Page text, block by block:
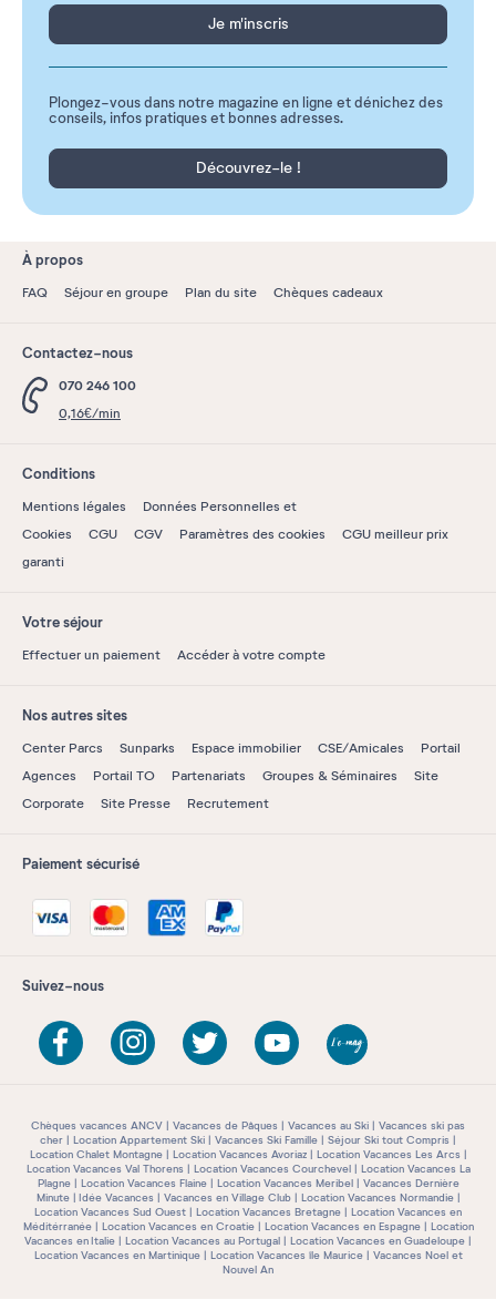
Je m'inscris
Plongez-vous dans notre magazine en ligne et dénichez des
conseils, infos pratiques et bonnes adresses.
Découvrez-le !
À propos
FAQ Séjour en groupe Plan du site Chèques cadeaux
Contactez-nous
070 246 100
0,16€/min
Conditions
Mentions légales
Données Personnelles et
Cookies
CGU CGV Paramètres des cookies
CGU meilleur prix
garanti
Votre séjour
Effectuer un paiement Accéder à votre compte
Nos autres sites
Center Parcs Sunparks Espace immobilier CSE/Amicales
Portail
Agences
Portail TO Partenariats Groupes & Séminaires
Site
Corporate
Site Presse Recrutement
Paiement sécurisé
Suivez-nous
Chèques vacances ANCV Vacances de Pâques Vacances au Ski
Vacances ski pas
cher
Location Appartement Ski Vacances Ski Famille
Séjour Ski tout Compris
Location Chalet Montagne
Location Vacances Avoriaz
Location Vacances Les Arcs
Location Vacances Val Thorens
Location Vacances Courchevel
Location Vacances La
Plagne
Location Vacances Flaine Location Vacances Meribel
Vacances Dernière
Minute
Idée Vacances Vacances en Village Club
Location Vacances Normandie
Location Vacances Sud Ouest
Location Vacances Bretagne
Location Vacances en
Méditérranée
Location Vacances en Croatie Location Vacances en Espagne
Location
Vacances en Italie
Location Vacances au Portugal
Location Vacances en Guadeloupe
Location Vacances en Martinique
Location Vacances île Maurice
Vacances Noel et
Nouvel An